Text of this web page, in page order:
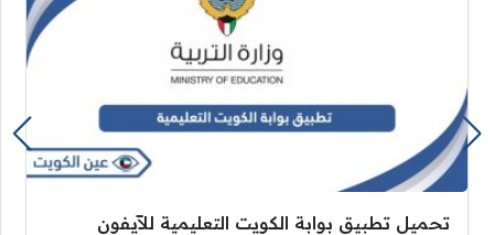
تحميل تطبيق بوابة الكويت التعليمية للآيفون